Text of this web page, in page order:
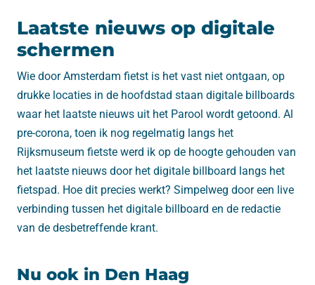
Laatste nieuws op digitale
schermen
Wie door Amsterdam fietst is het vast niet ontgaan, op
drukke locaties in de hoofdstad staan digitale billboards
waar het laatste nieuws uit het Parool wordt getoond. Al
pre-corona, toen ik nog regelmatig langs het
Rijksmuseum fietste werd ik op de hoogte gehouden van
het laatste nieuws door het digitale billboard langs het
fietspad. Hoe dit precies werkt? Simpelweg door een live
verbinding tussen het digitale billboard en de redactie
van de desbetreffende krant.
Nu ook in Den Haag